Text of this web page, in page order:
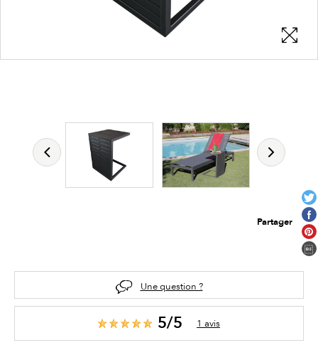
Partager
Une question ?
5/5 1 avis